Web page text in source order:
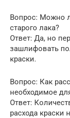
Вопрос: Можно
старого лака?
Ответ: Да, но
зашлифовать
краски.
Вопрос: Как
необходимое
Ответ:
расхода краски